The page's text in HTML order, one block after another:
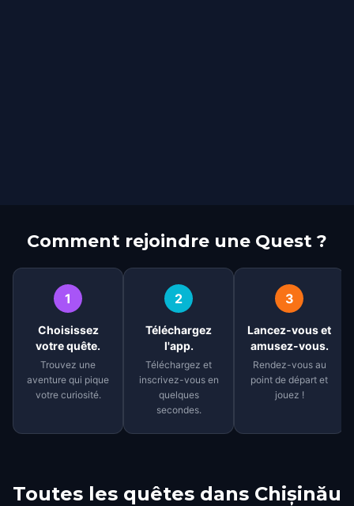
Comment rejoindre une Quest ?
1
Choisissez
votre quête.
Trouvez une
aventure qui pique
votre curiosité.
2
Téléchargez
l'app.
Téléchargez et
inscrivez-vous en
quelques
secondes.
3
Lancez-vous et
amusez-vous.
Rendez-vous au
point de départ et
jouez !
Toutes les quêtes dans Chișinău